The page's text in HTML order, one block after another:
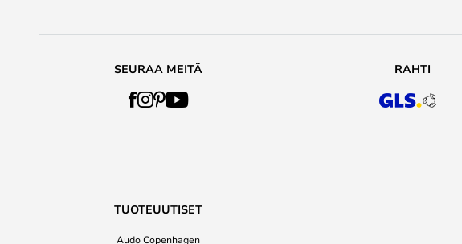
SEURAA MEITÄ RAHTI
TUOTEUUTISET
Audo Copenhagen